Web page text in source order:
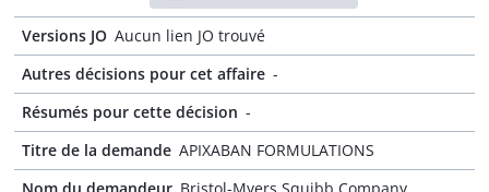
Versions JO Aucun lien JO trouvé
Autres décisions pour cet affaire -
Résumés pour cette décision -
Titre de la demande APIXABAN FORMULATIONS